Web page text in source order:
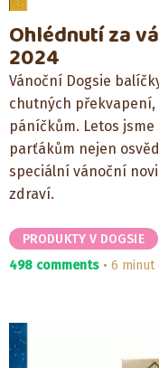
Ohlédnutí za
2024
Vánoční Dogsie
chutných
páníčkům. Letos
parťákům nejen
speciální vánoční
zdraví.
PRODUKTY V DOGSIE
498 comments
6 minut